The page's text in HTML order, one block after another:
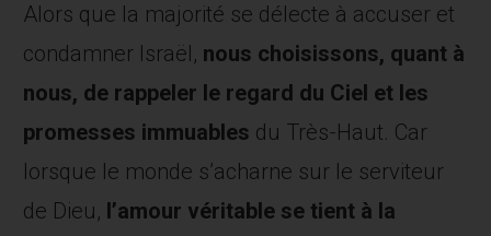
Alors que la majorité se délecte à accuser et
condamner Israël, nous choisissons, quant à
nous, de rappeler le regard du Ciel et les
promesses immuables du Très-Haut. Car
lorsque le monde s’acharne sur le serviteur
de Dieu, l’amour véritable se tient à la